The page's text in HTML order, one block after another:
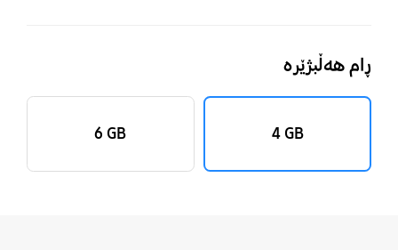
ڕام هەڵبژێرە
‎4 GB‎
‎6 GB‎